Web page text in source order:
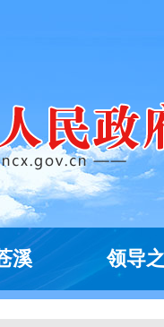
溪 领导